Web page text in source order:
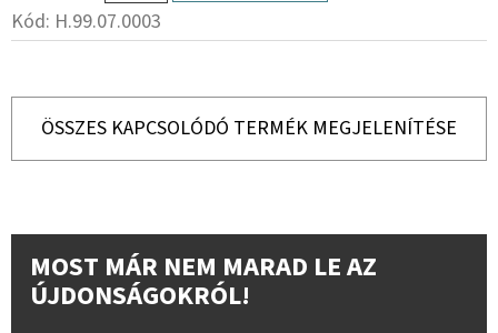
Kód: H.99.07.0003
ÖSSZES KAPCSOLÓDÓ TERMÉK MEGJELENÍTÉSE
MOST MÁR NEM MARAD LE AZ
ÚJDONSÁGOKRÓL!